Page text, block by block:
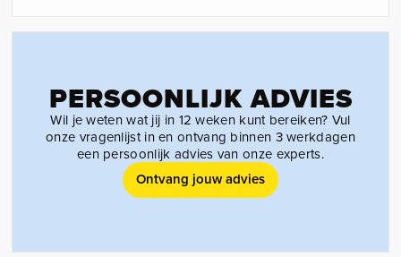
PERSOONLIJK ADVIES
Wil je weten wat jij in 12 weken kunt bereiken? Vul
onze vragenlijst in en ontvang binnen 3 werkdagen
een persoonlijk advies van onze experts.
Ontvang jouw advies